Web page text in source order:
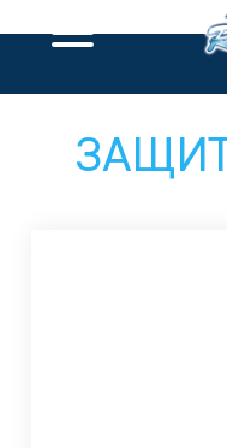
Перейти